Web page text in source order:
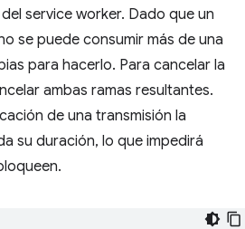
service worker. Dado que un
se puede consumir más de una
para hacerlo. Para cancelar la
ambas ramas resultantes.
de una transmisión la
su duración, lo que impedirá